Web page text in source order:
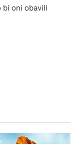
bi oni obavili